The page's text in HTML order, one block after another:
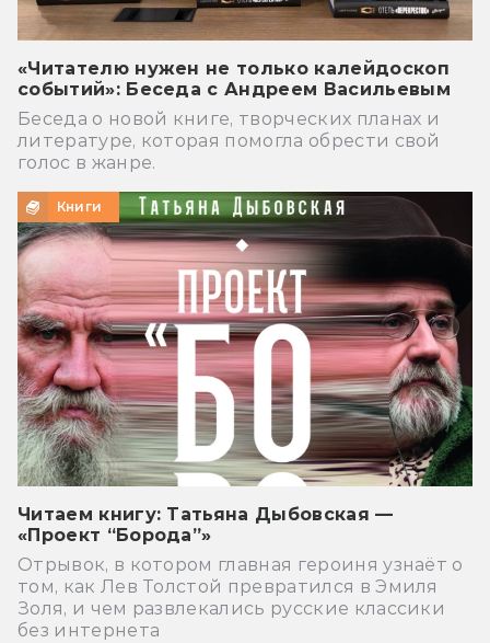
«Читателю нужен не только калейдоскоп
событий»: Беседа с Андреем Васильевым
Беседа о новой книге, творческих планах и
литературе, которая помогла обрести свой
голос в жанре.
Книги
Читаем книгу: Татьяна Дыбовская —
«Проект “Борода”»
Отрывок, в котором главная героиня узнаёт о
том, как Лев Толстой превратился в Эмиля
Золя, и чем развлекались русские классики
без интернета